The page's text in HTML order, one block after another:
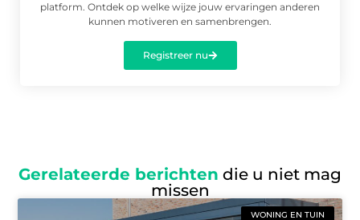
platform. Ontdek op welke wijze jouw ervaringen anderen
kunnen motiveren en samenbrengen.
Registreer nu
Gerelateerde berichten die u niet mag
missen
WONING EN TUIN